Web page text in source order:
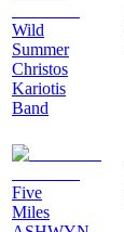
Wild
Summer
Christos
Kariotis
Band
Five
Miles